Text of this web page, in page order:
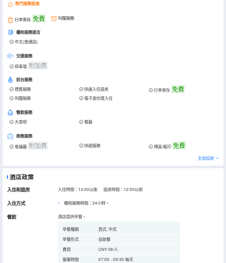
熱門服務設施
行李寄存 免費 叫醒服務
櫃枱服務語言
中文(普通話)
交通服務
停車場 附加费
前台服務
禮賓服務 快速入住退房 行李寄存 免費
叫醒服務 電子身份證入住
餐飲服務
大堂吧 餐廳
商務服務
會議廳 附加费 快遞服務 傳真/複印 免費
全部設施
酒店政策
入住和退房 入住時間：14:00以後 退房時間：12:00以前
入住方式 櫃枱服務時間：24小時。
餐飲 酒店提供早餐。
早餐種類
西式, 中式
早餐形式
自助餐
費用
CNY 38/人
營業時間
07:00 - 09:30 每天